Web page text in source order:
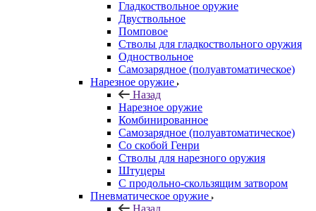
Гладкоствольное оружие
Двуствольное
Помповое
Стволы для гладкоствольного оружия
Одноствольное
Самозарядное (полуавтоматическое)
Нарезное оружие
Назад
Нарезное оружие
Комбинированное
Самозарядное (полуавтоматическое)
Со скобой Генри
Стволы для нарезного оружия
Штуцеры
С продольно-скользящим затвором
Пневматическое оружие
Назад